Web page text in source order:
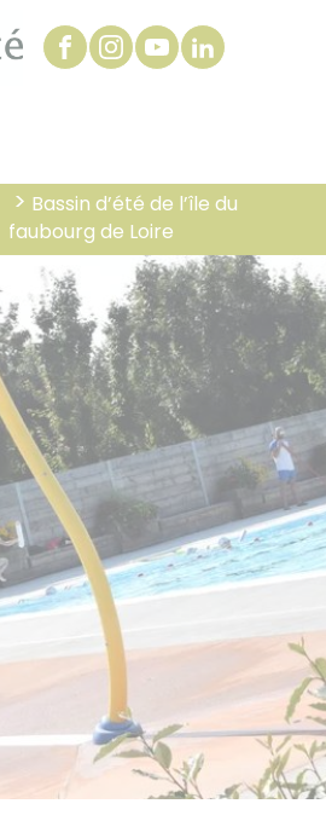
Bassin d’été de l’île du
faubourg de Loire